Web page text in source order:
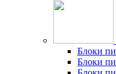
Блоки
Блоки